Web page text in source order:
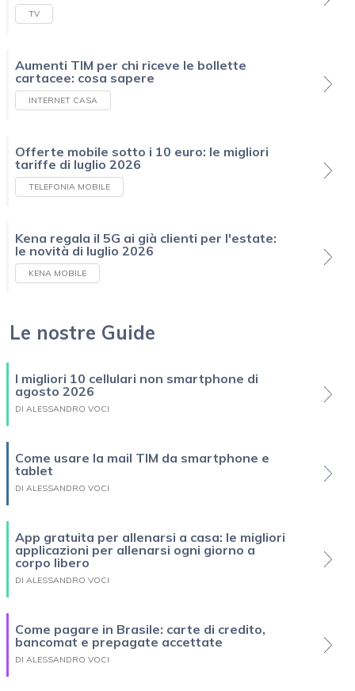
TV
Aumenti TIM per chi riceve le bollette
cartacee: cosa sapere
INTERNET CASA
Offerte mobile sotto i 10 euro: le migliori
tariffe di luglio 2026
TELEFONIA MOBILE
Kena regala il 5G ai già clienti per l'estate:
le novità di luglio 2026
KENA MOBILE
Le nostre Guide
I migliori 10 cellulari non smartphone di
agosto 2026
DI ALESSANDRO VOCI
Come usare la mail TIM da smartphone e
tablet
DI ALESSANDRO VOCI
App gratuita per allenarsi a casa: le migliori
applicazioni per allenarsi ogni giorno a
corpo libero
DI ALESSANDRO VOCI
Come pagare in Brasile: carte di credito,
bancomat e prepagate accettate
DI ALESSANDRO VOCI